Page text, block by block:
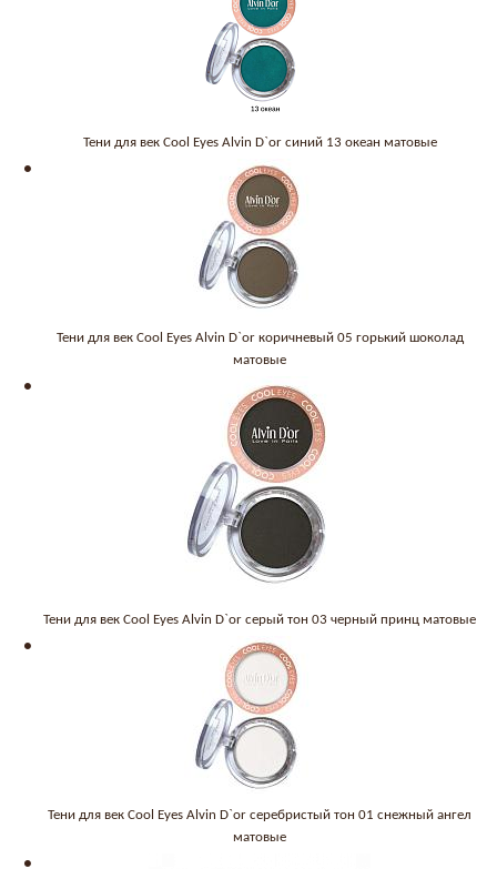
Тени для век Cool Eyes Alvin D`or синий 13 океан матовые
Тени для век Cool Eyes Alvin D`or коричневый 05 горький шоколад
матовые
Тени для век Cool Eyes Alvin D`or серый тон 03 черный принц матовые
Тени для век Cool Eyes Alvin D`or серебристый тон 01 снежный ангел
матовые